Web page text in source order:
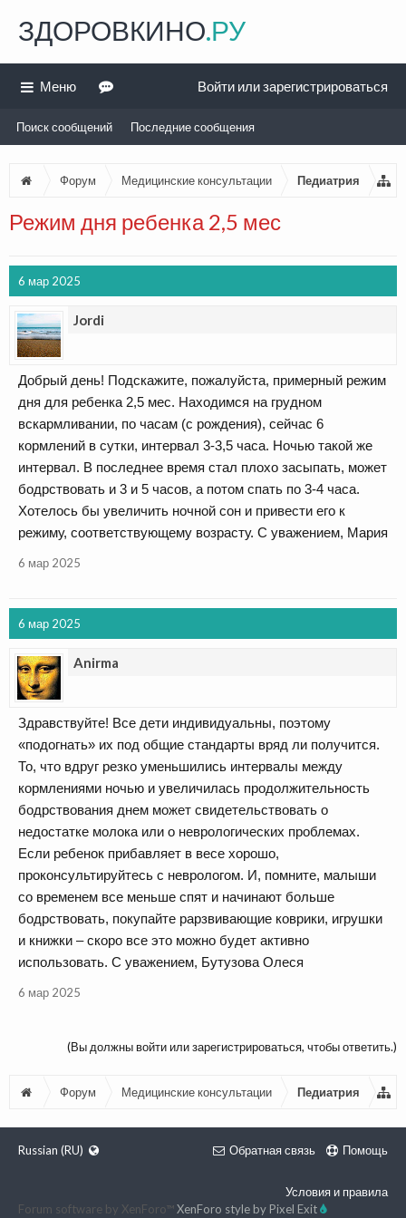
Форум Медицинские консультации Педиатрия
Режим дня ребенка 2,5 мес
6 мар 2025
Jordi
Добрый день! Подскажите, пожалуйста, примерный режим
дня для ребенка 2,5 мес. Находимся на грудном
вскармливании, по часам (с рождения), сейчас 6
кормлений в сутки, интервал 3-3,5 часа. Ночью такой же
интервал. В последнее время стал плохо засыпать, может
бодрствовать и 3 и 5 часов, а потом спать по 3-4 часа.
Хотелось бы увеличить ночной сон и привести его к
режиму, соответствующему возрасту. С уважением, Мария
6 мар 2025
6 мар 2025
Anirma
Здравствуйте! Все дети индивидуальны, поэтому
«подогнать» их под общие стандарты вряд ли получится.
То, что вдруг резко уменьшились интервалы между
кормлениями ночью и увеличилась продолжительность
бодрствования днем может свидетельствовать о
недостатке молока или о неврологических проблемах.
Если ребенок прибавляет в весе хорошо,
проконсультируйтесь с неврологом. И, помните, малыши
со временем все меньше спят и начинают больше
бодрствовать, покупайте рарзвивающие коврики, игрушки
и книжки – скоро все это можно будет активно
использовать. С уважением, Бутузова Олеся
6 мар 2025
(Вы должны войти или зарегистрироваться, чтобы ответить.)
Форум Медицинские консультации Педиатрия
ЗДОРОВКИНО.РУ
Меню
Поиск сообщений Последние сообщения
Войти или зарегистрироваться
Russian (RU) Обратная связь Помощь
Условия и правила
Forum software by XenForo™XenForo style by Pixel Exit